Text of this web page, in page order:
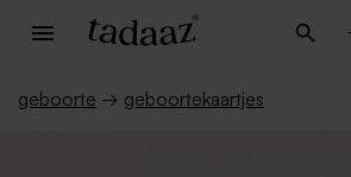
geboorte → geboortekaartjes